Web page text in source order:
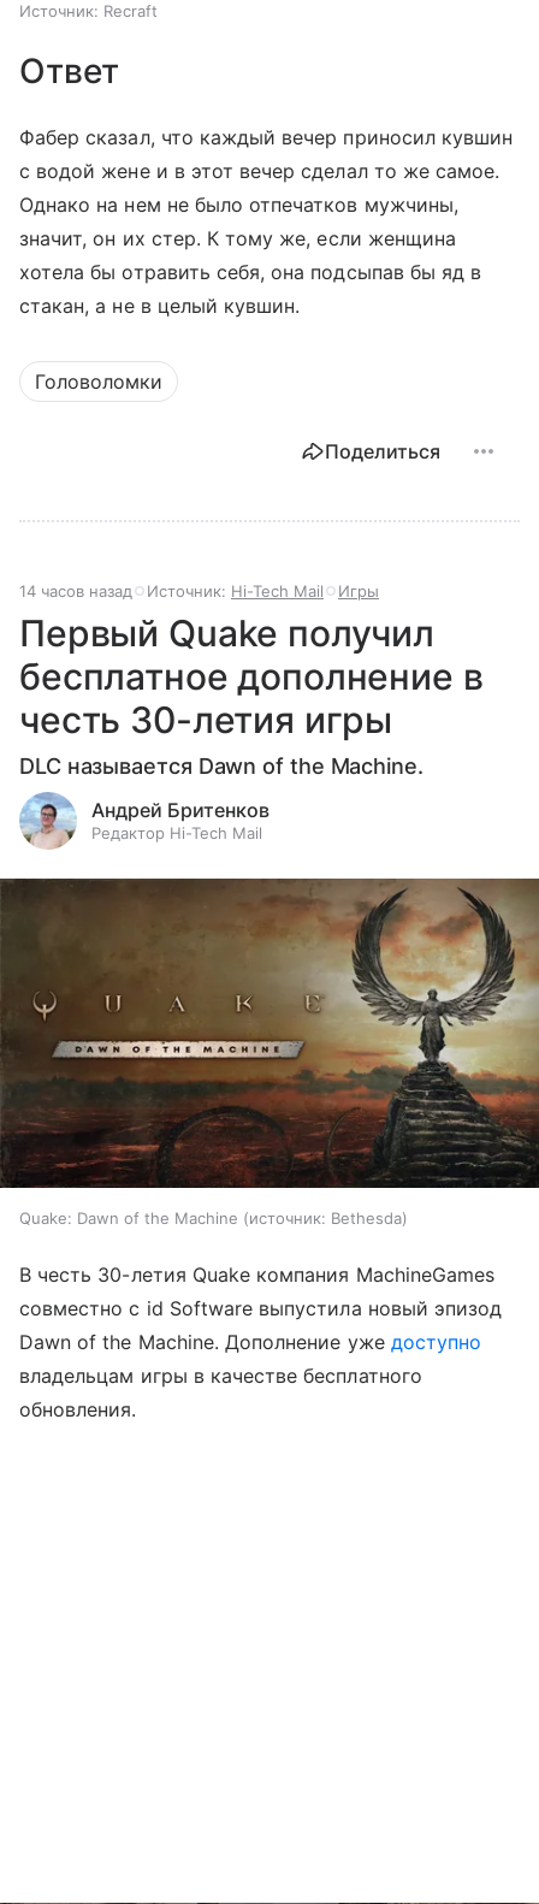
Источник: Recraft
Ответ
Фабер сказал, что каждый вечер приносил кувшин
с водой жене и в этот вечер сделал то же самое.
Однако на нем не было отпечатков мужчины,
значит, он их стер. К тому же, если женщина
хотела бы отравить себя, она подсыпав бы яд в
стакан, а не в целый кувшин.
Головоломки
Поделиться
14 часов назад Источник: Hi-Tech Mail Игры
Первый Quake получил
бесплатное дополнение в
честь 30-летия игры
DLC называется Dawn of the Machine.
Андрей Бритенков
Редактор Hi-Tech Mail
Quake: Dawn of the Machine источник: Bethesda
В честь 30-летия Quake компания MachineGames
совместно с id Software выпустила новый эпизод
Dawn of the Machine. Дополнение уже доступно
владельцам игры в качестве бесплатного
обновления.